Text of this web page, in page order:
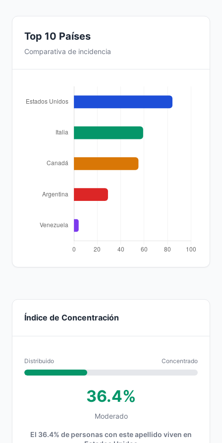
Top 10 Países
Comparativa de incidencia
Índice de Concentración
Distribuido Concentrado
36.4%
Moderado
El 36.4% de personas con este apellido viven en